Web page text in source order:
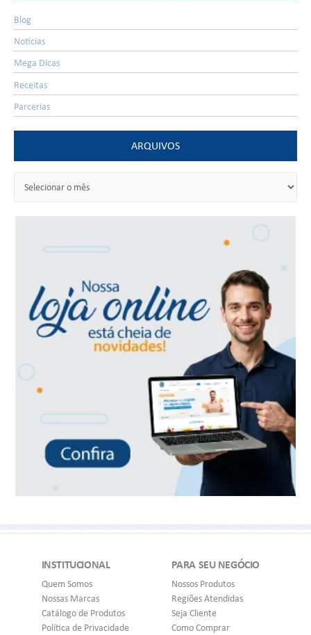
Blog
Notícias
Mega Dicas
Receitas
Parcerias
ARQUIVOS
INSTITUCIONAL
Quem Somos
Nossas Marcas
Catálogo de Produtos
Política de Privacidade
PARA SEU NEGÓCIO
Nossos Produtos
Regiões Atendidas
Seja Cliente
Como Comprar